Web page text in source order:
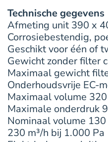
Technische gegevens
Afmeting unit 390 x
Corrosiebestendig,
Geschikt voor één of
Gewicht zonder filter
Maximaal gewicht
Onderhoudsvrije EC-
Maximaal volume
Maximale onderdruk
Nominaal volume
230 m³/h bij 1.000 Pa